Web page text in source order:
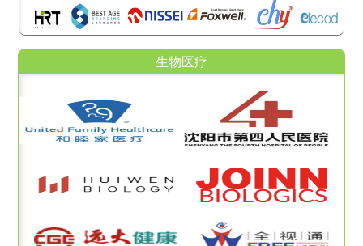
生物医疗